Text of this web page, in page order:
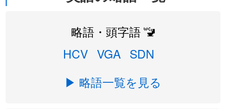
略語・頭字語 🚾
HCV VGA SDN
▶ 略語一覧を見る